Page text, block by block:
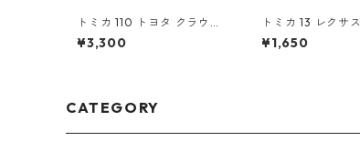
トミカ 110 トヨタ クラウン
パトロールカー #10785552
¥3,300
トミカ 13 レクサ
（初回特別仕様）
9
¥1,650
CATEGORY